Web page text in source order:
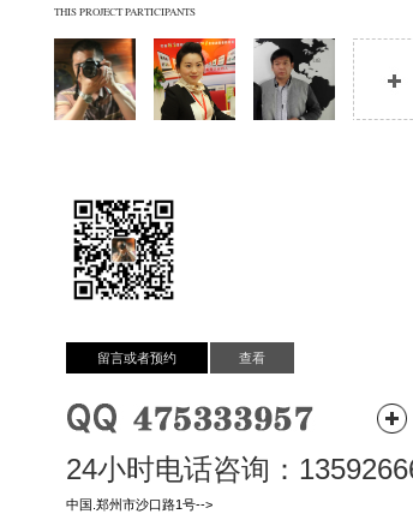
THIS PROJECT PARTICIPANTS
留言或者预约 查看
24小时电话咨询：
中国.郑州市沙口路1号-->